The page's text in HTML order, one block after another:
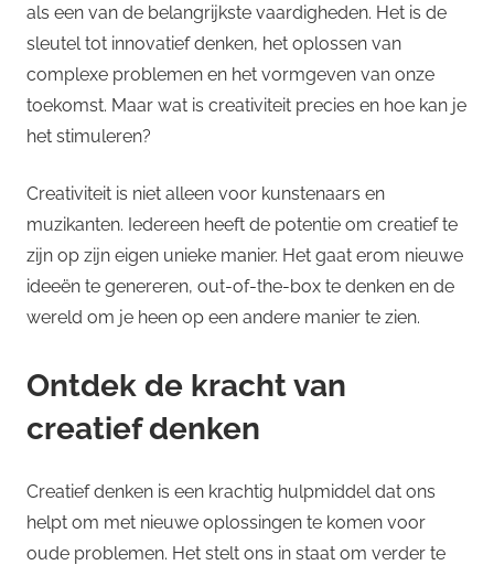
als een van de belangrijkste vaardigheden. Het is de
sleutel tot innovatief denken, het oplossen van
complexe problemen en het vormgeven van onze
toekomst. Maar wat is creativiteit precies en hoe kan je
het stimuleren?
Creativiteit is niet alleen voor kunstenaars en
muzikanten. Iedereen heeft de potentie om creatief te
zijn op zijn eigen unieke manier. Het gaat erom nieuwe
ideeën te genereren, out-of-the-box te denken en de
wereld om je heen op een andere manier te zien.
Ontdek de kracht van
creatief denken
Creatief denken is een krachtig hulpmiddel dat ons
helpt om met nieuwe oplossingen te komen voor
oude problemen. Het stelt ons in staat om verder te